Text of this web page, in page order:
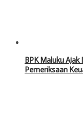
BPK Maluku Ajak
Pemeriksaan